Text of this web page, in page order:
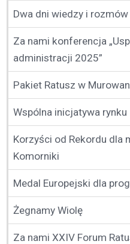
Spis artykułów
Dwa dni wiedzy i rozmów
Za nami konferencja
administracji 2025”
Pakiet Ratusz w
Wspólna inicjatywa
Korzyści od Rekordu dla
Komorniki
Medal Europejski dla
Żegnamy Wiolę
Za nami XXIV Forum